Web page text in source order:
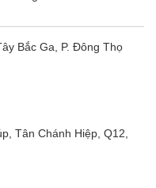
Bắc Ga, P. Đông Thọ
Tân Chánh Hiệp, Q12,